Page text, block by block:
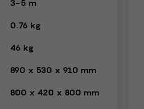
3-5 m
0.76 kg
46 kg
890 x 530 x 910 mm
800 x 420 x 800 mm